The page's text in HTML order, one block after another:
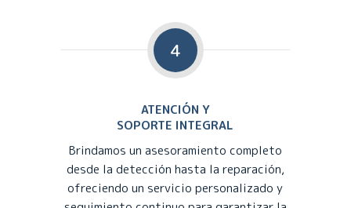
4
ATENCIÓN Y
SOPORTE INTEGRAL
Brindamos un asesoramiento completo
desde la detección hasta la reparación,
ofreciendo un servicio personalizado y